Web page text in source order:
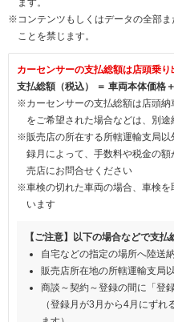
※コンテンツもしくはデータの全部
ことを禁じます。
カーセンサーの支払総額は店頭乗り
支払総額（税込） ＝ 車両本体価格
※カーセンサーの支払総額は店頭
をご希望された場合などは、別
※販売店の所在する所轄運輸支局
録月によって、手数料や税金の
売店にお問合せください
※車検の切れた車両の場合、車検を
います
【ご注意】以下の場合などで支
自宅などの指定の場所へ陸送
販売店所在地の所轄運輸支局
商談～契約～登録の間に「登
（登録月が3月から4月にずれ